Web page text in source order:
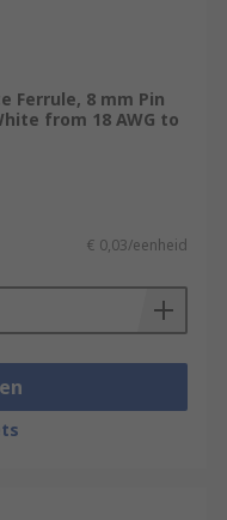
Ferrule, 8 mm Pin
from 18 AWG to
€ 0,03/eenheid